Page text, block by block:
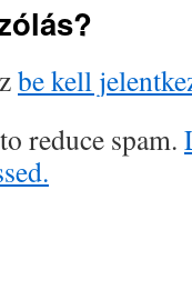
be kell
reduce spam.